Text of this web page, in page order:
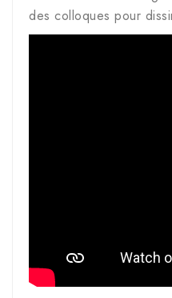
des colloques pour